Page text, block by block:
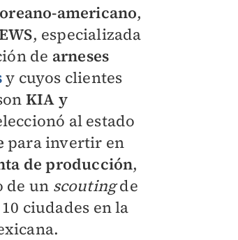
americano,
, especializada
de arneses
y cuyos clientes
KIA y
al estado
para invertir en
de producción,
de un scoutingde
ciudades en la